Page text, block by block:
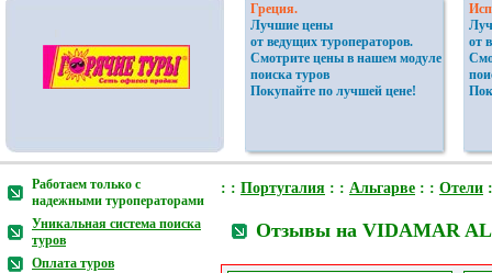
Греция.
Лучшие цены
от ведущих туроператоров.
Смотрите цены в нашем модуле
поиска туров
Покупайте по лучшей цене!
от
Работаем только с
надежными туроператорами
Уникальная система поиска
туров
Оплата туров
: : Португалия : : Альгарве : : Отели
Отзывы на VIDAMAR